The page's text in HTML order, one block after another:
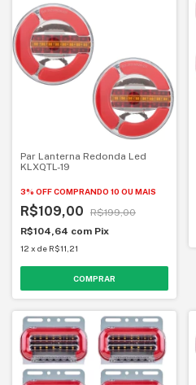
Par Lanterna Redonda Led
KLXQTL-19
3% OFFCOMPRANDO 10 OU MAIS
R$109,00
R$199,00
R$104,64 com Pix
12 x de R$11,21